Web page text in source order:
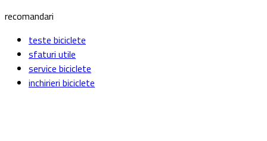
recomandari
teste biciclete
sfaturi utile
service biciclete
inchirieri biciclete